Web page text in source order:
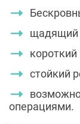
щадящий
стойкий
операциями.